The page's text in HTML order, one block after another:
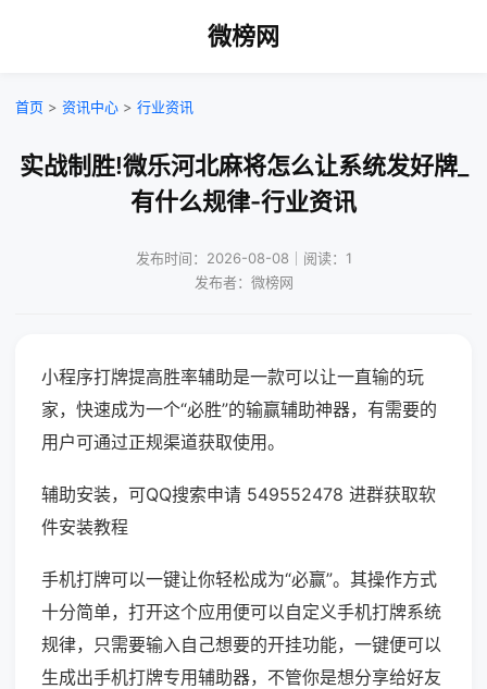
微榜网
首页 > 资讯中心 > 行业资讯
实战制胜!微乐河北麻将怎么让系统发好牌_
有什么规律-行业资讯
发布时间：2026-08-08｜阅读：1
发布者：微榜网
小程序打牌提高胜率辅助是一款可以让一直输的玩
家，快速成为一个“必胜”的输赢辅助神器，有需要的
用户可通过正规渠道获取使用。
辅助安装，可QQ搜索申请 549552478 进群获取软
件安装教程
手机打牌可以一键让你轻松成为“必赢”。其操作方式
十分简单，打开这个应用便可以自定义手机打牌系统
规律，只需要输入自己想要的开挂功能，一键便可以
生成出手机打牌专用辅助器，不管你是想分享给好友